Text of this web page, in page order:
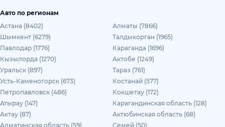
Авто по регионам
Астана (8402)
Алматы (7866)
Шымкент (6279)
Талдыкорган (1965)
Павлодар (1776)
Караганда (1696)
Кызылорда (1270)
Актобе (1249)
Уральск (897)
Тараз (761)
Усть-Каменогорск (673)
Костанай (577)
Петропавловск (486)
Кокшетау (172)
Атырау (147)
Карагандинская область (128)
Актау (87)
Актюбинская область (68)
Алматинская область (59)
Семей (50)